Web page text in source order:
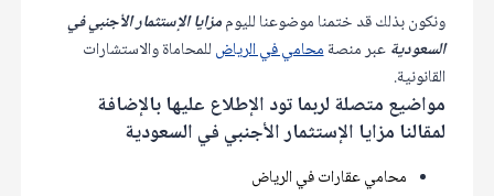
ونكون بذلك قد ختمنا موضوعنا لليوممزايا الإستثمار الأجنبي في
السعوديةعبر منصةمحامي في الرياضللمحاماة والاستشارات
القانونية.
مواضيع متصلة لربما تود الإطلاع عليها بالإضافة
لمقالنا مزايا الإستثمار الأجنبي في السعودية
محامي عقارات في الرياض